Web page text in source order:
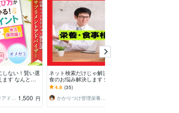
しない！賢い選
す なんとな
？後悔しない
おたけ＠サプリアドバイザー 1,500 円
ネット検索だけじゃ解決できない
食のお悩み解決します 栄養・食
事相談、その他のご要望まで管理
栄養士におまかせ下さい
4.8 (35)
かかりつけ管理栄養士 中野照規